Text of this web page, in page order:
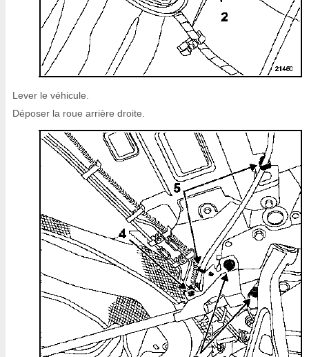
Lever le véhicule.
Déposer la roue arrière droite.